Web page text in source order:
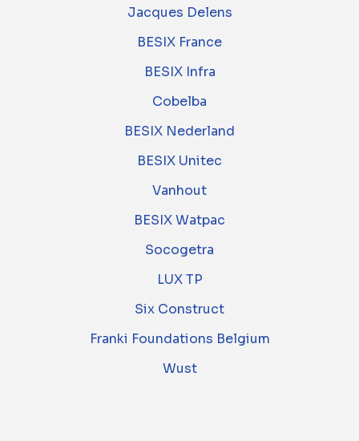
Jacques Delens
BESIX France
BESIX Infra
Cobelba
BESIX Nederland
BESIX Unitec
Vanhout
BESIX Watpac
Socogetra
LUX TP
Six Construct
Franki Foundations Belgium
Wust